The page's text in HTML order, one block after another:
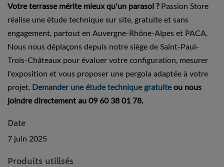
Votre terrasse mérite mieux qu'un parasol ? Passion Store
réalise une étude technique sur site, gratuite et sans
engagement, partout en Auvergne-Rhône-Alpes et PACA.
Nous nous déplaçons depuis notre siège de Saint-Paul-
Trois-Châteaux pour évaluer votre configuration, mesurer
l'exposition et vous proposer une pergola adaptée à votre
projet. Demander une étude technique gratuiteou nous
joindre directement au 09 60 38 01 78.
Date
7 juin 2025
Produits utilisés